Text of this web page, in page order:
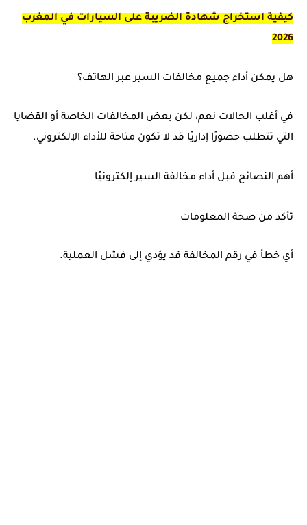
كيفية استخراج شهادة الضريبة على السيارات في المغرب
2026
هل يمكن أداء جميع مخالفات السير عبر الهاتف؟
في أغلب الحالات نعم، لكن بعض المخالفات الخاصة أو القضايا
التي تتطلب حضورًا إداريًا قد لا تكون متاحة للأداء الإلكتروني.
أهم النصائح قبل أداء مخالفة السير إلكترونيًا
تأكد من صحة المعلومات
أي خطأ في رقم المخالفة قد يؤدي إلى فشل العملية.